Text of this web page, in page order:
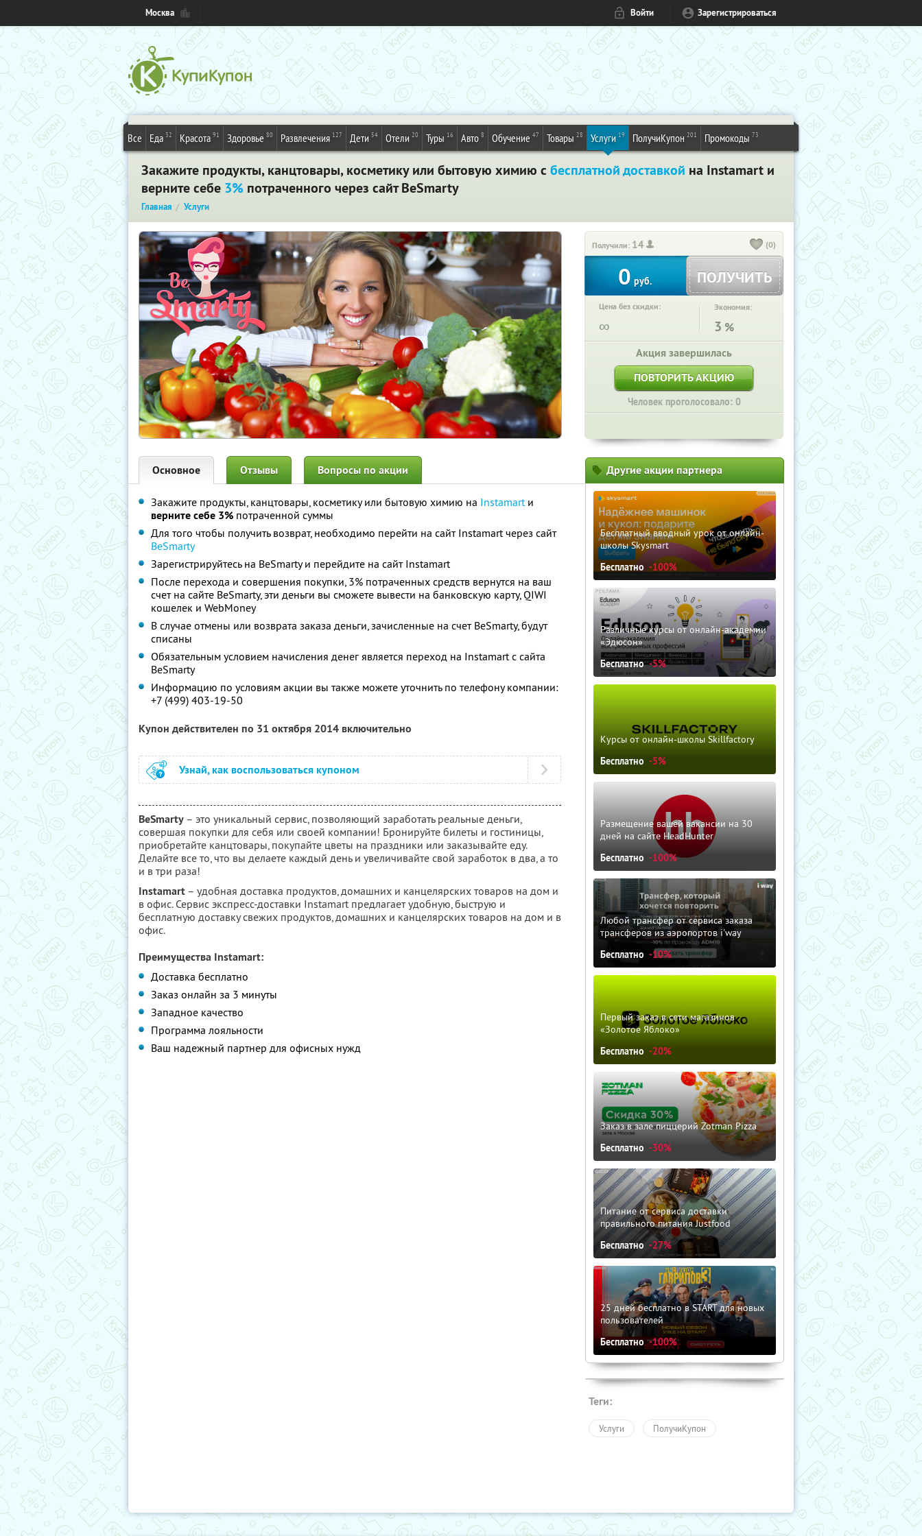
Москва Войти Зарегистрироваться
Все Еда 32 Красота 91 Здоровье 80 Развлечения 127 Дети 54 Отели 20 Туры 16 Авто 8 Обучение 47 Товары 28 Услуги 19 ПолучиКупон 201 Промокоды 73
Закажите продукты, канцтовары, косметику или бытовую химию с бесплатной доставкой на Instamart и
верните себе 3% потраченного через сайт BeSmarty
Главная Услуги
Получили: 14 (0)
0 руб. ПОЛУЧИТЬ
Цена без скидки:
∞
Экономия:
3 %
Акция завершилась
ПОВТОРИТЬ АКЦИЮ
Человек проголосовало: 0
Основное Отзывы Вопросы по акции
Закажите продукты, канцтовары, косметику или бытовую химию на Instamartи
верните себе 3% потраченной суммы
Для того чтобы получить возврат, необходимо перейти на сайт Instamart через сайт
BeSmarty
Зарегистрируйтесь на BeSmarty и перейдите на сайт Instamart
После перехода и совершения покупки, 3% потраченных средств вернутся на ваш
счет на сайте BeSmarty, эти деньги вы сможете вывести на банковскую карту, QIWI
кошелек и WebMoney
В случае отмены или возврата заказа деньги, зачисленные на счет BeSmarty, будут
списаны
Обязательным условием начисления денег является переход на Instamart с сайта
BeSmarty
Информацию по условиям акции вы также можете уточнить по телефону компании:
+7 (499) 403-19-50
Купон действителен по 31 октября 2014 включительно
Узнай, как воспользоваться купоном
BeSmarty – это уникальный сервис, позволяющий заработать реальные деньги,
совершая покупки для себя или своей компании! Бронируйте билеты и гостиницы,
приобретайте канцтовары, покупайте цветы на праздники или заказывайте еду.
Делайте все то, что вы делаете каждый день и увеличивайте свой заработок в два, а то
и в три раза!
Instamart – удобная доставка продуктов, домашних и канцелярских товаров на дом и
в офис. Сервис экспресс-доставки Instamart предлагает удобную, быструю и
бесплатную доставку свежих продуктов, домашних и канцелярских товаров на дом и в
офис.
Преимущества Instamart:
Доставка бесплатно
Заказ онлайн за 3 минуты
Западное качество
Программа лояльности
Ваш надежный партнер для офисных нужд
Другие акции партнера
Бесплатный вводный урок от онлайн-
школы Skysmart
Бесплатно -100%
Различные курсы от онлайн-академии
«Эдюсон»
Бесплатно -5%
Курсы от онлайн-школы Skillfactory
Бесплатно -5%
Размещение вашей вакансии на 30
дней на сайте HeadHunter
Бесплатно -100%
Любой трансфер от сервиса заказа
трансферов из аэропортов i'way
Бесплатно -10%
Первый заказ в сети магазинов
«Золотое Яблоко»
Бесплатно -20%
Заказ в зале пиццерий Zotman Pizza
Бесплатно -30%
Питание от сервиса доставки
правильного питания Justfood
Бесплатно -27%
25 дней бесплатно в START для новых
пользователей
Бесплатно -100%
Теги:
Услуги ПолучиКупон